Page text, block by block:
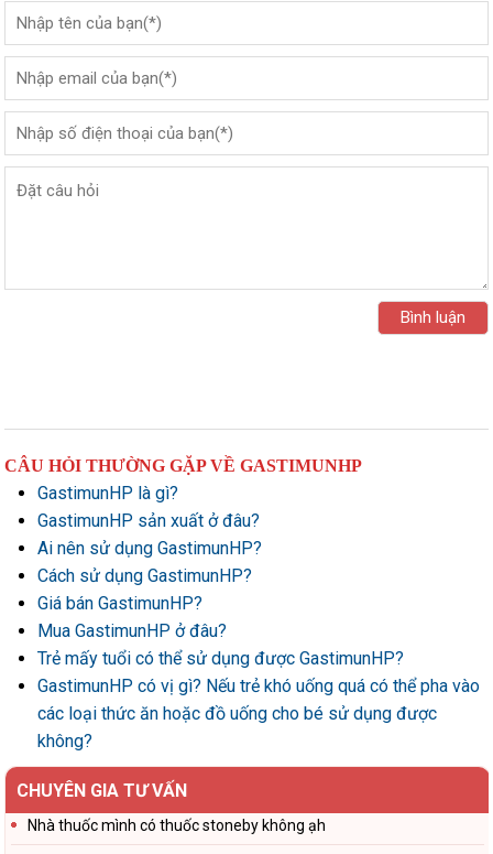
CÂU HỎI THƯỜNG GẶP VỀ GASTIMUNHP
GastimunHP là gì?
GastimunHP sản xuất ở đâu?
Ai nên sử dụng GastimunHP?
Cách sử dụng GastimunHP?
Giá bán GastimunHP?
Mua GastimunHP ở đâu?
Trẻ mấy tuổi có thể sử dụng được GastimunHP?
GastimunHP có vị gì? Nếu trẻ khó uống quá có thể pha vào
các loại thức ăn hoặc đồ uống cho bé sử dụng được
không?
CHUYÊN GIA TƯ VẤN
Nhà thuốc mình có thuốc stoneby không ạh